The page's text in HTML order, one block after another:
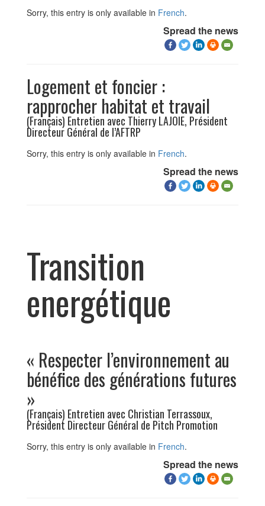
Sorry, this entry is only available in French.
Spread the news
Logement et foncier :
rapprocher habitat et travail
(Français) Entretien avec Thierry LAJOIE, Président
Directeur Général de l’AFTRP
Sorry, this entry is only available in French.
Spread the news
Transition
energétique
« Respecter l’environnement au
bénéfice des générations futures
»
(Français) Entretien avec Christian Terrassoux,
Président Directeur Général de Pitch Promotion
Sorry, this entry is only available in French.
Spread the news